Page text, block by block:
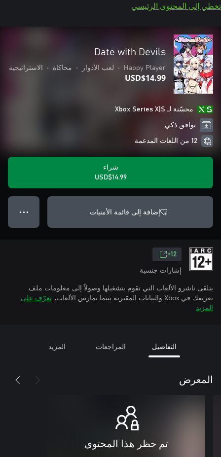
تخطي إلى المحتوى الرئيسي
Date with Devils
Happy Player
• لعب الأدوار • محاكاة • الاستراتيجية
USD$14.99
محسّنة لـ Xbox Series X|S
توافق ذكي
12 من اللغات المدعمة
شراء
USD$14.99
إضافة إلى قائمة الأمنيات ● ● ●
12+
إشارات جنسية
يتلقى ناشرو الألعاب التي تقوم بتشغيلها وصولاً إلى معلومات ملف
تعريفك في Xbox والبيانات المقترنة بينما تمارس الألعاب.
تعرّف على
المزيد
التفاصيل المراجعات المزيد
المعرض
تم حظر هذا المحتوى